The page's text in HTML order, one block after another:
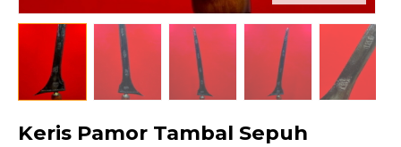
Keris Pamor Tambal Sepuh